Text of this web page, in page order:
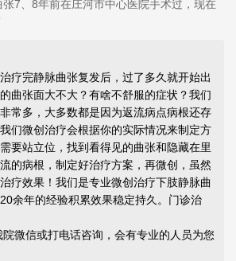
7、8年前在庄河市中心医院手术过，现在
疗完静脉曲张复发后，过了多久就开始出
曲张面大不大？有啥不舒服的症状？我们
常多，大多数都是因为返流病点病根还存
们微创治疗会根据你的实际情况来制定方
要站立位，找到看得见的曲张和隐藏在里
的病根，制定好治疗方案，再微创，虽然
疗效果 ！我们是专业微创治疗下肢静脉曲
余年的经验积累效果稳定持久。门诊治
信或打电话咨询，会有专业的人员为您